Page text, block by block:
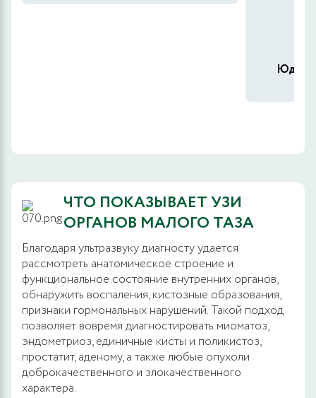
ЧТО ПОКАЗЫВАЕТ УЗИ
ОРГАНОВ МАЛОГО ТАЗА
Благодаря ультразвуку диагносту удается
рассмотреть анатомическое строение и
функциональное состояние внутренних органов,
обнаружить воспаления, кистозные образования,
признаки гормональных нарушений. Такой подход
позволяет вовремя диагностировать миоматоз,
эндометриоз, единичные кисты и поликистоз,
простатит, аденому, а также любые опухоли
доброкачественного и злокачественного
характера.